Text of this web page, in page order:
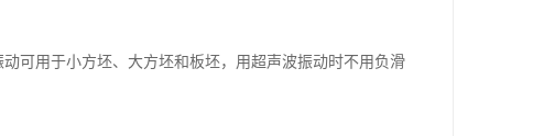
可用于小方坯、大方坯和板坯，用超声波振动时不用负滑